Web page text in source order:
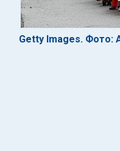
Getty Images. Фото: